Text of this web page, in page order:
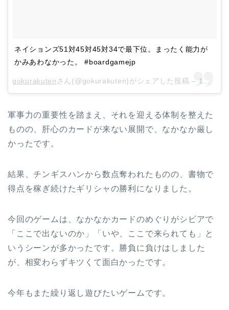
ネイションズ51対45対45対34で最下位。まったく能力が
かみあわなかった。 #boardgamejp
gokurakuten さん(@gokurakuten)がシェアした投稿 – 1月 15, 2018 at 10:16午前 PST
軍事力の重要性を踏まえ、それを迎える体制を整えた
ものの、肝心のカードが来ない展開で、なかなか厳し
かったです。
結果、チンギスハンから数点奪われたものの、書物で
得点を稼ぎ続けたギリシャの勝利になりました。
今回のゲームは、なかなかカードのめぐりがシビアで
「ここで出ないのか」「いや、ここで来られても」と
いうシーンが多かったです。勝負に負けはしました
が、相変わらずキツくて面白かったです。
今年もまた繰り返し遊びたいゲームです。